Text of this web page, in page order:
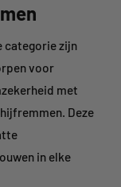
categorie zijn
voor
met
Deze
in elke